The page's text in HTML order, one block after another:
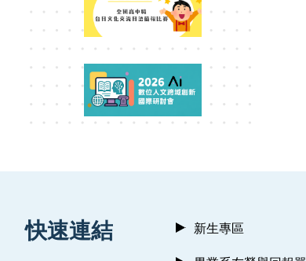
快速連結 新生專區